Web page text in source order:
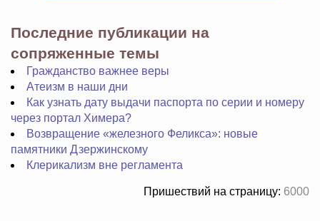
Последние публикации на
сопряженные темы
Гражданство важнее веры
Атеизм в наши дни
Как узнать дату выдачи паспорта по серии и номеру
через портал Химера?
Возвращение «железного Феликса»: новые
памятники Дзержинскому
Клерикализм вне регламента
Пришествий на страницу: 6000